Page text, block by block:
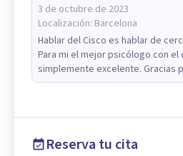
3 de octubre de 2023
Localización: Barcelona
Hablar del Cisco es hablar de
Para mi el mejor psicólogo con el
simplemente excelente. Gracias
Reserva tu cita